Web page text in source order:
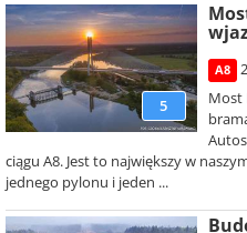
5
A8
Most
ciągu A8. Jest to największy w
jednego pylonu i jeden ...